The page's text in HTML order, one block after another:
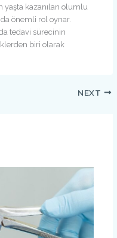
yaşta kazanılan olumlu
önemli rol oynar.
tedavi sürecinin
biri olarak
NEXT